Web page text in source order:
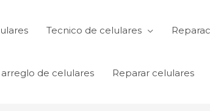
Tecnico de celulares
arreglo de celulares Reparar celulares